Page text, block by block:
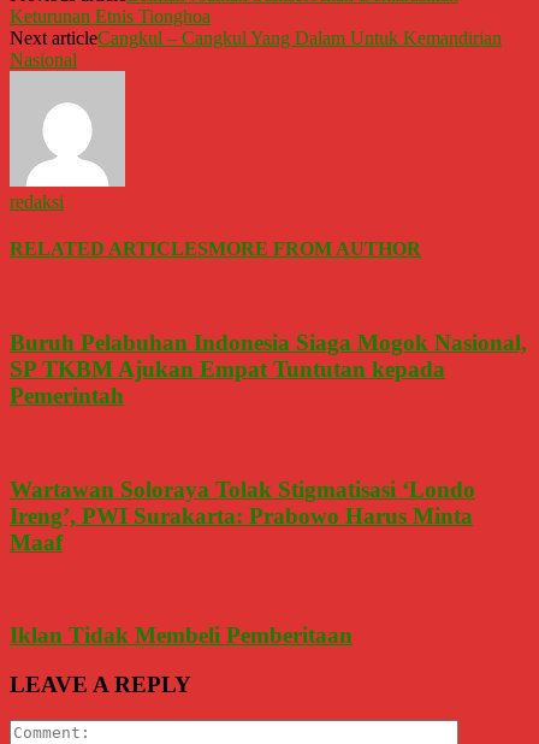
Keturunan Etnis Tionghoa
Next articleCangkul – Cangkul Yang Dalam Untuk Kemandirian
Nasional
redaksi
RELATED ARTICLESMORE FROM AUTHOR
Buruh Pelabuhan Indonesia Siaga Mogok Nasional,
SP TKBM Ajukan Empat Tuntutan kepada
Pemerintah
Wartawan Soloraya Tolak Stigmatisasi ‘Londo
Ireng’, PWI Surakarta: Prabowo Harus Minta
Maaf
Iklan Tidak Membeli Pemberitaan
LEAVE A REPLY